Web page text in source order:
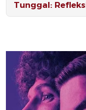
Tunggal: